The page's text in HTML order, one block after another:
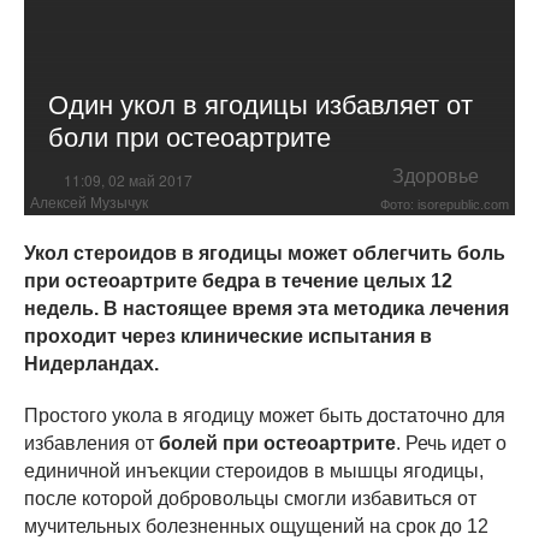
Один укол в ягодицы избавляет от
боли при остеоартрите
11:09, 02 май 2017 Здоровье
Алексей Музычук Фото: isorepublic.com
Укол стероидов в ягодицы может облегчить боль
при остеоартрите бедра в течение целых 12
недель. В настоящее время эта методика лечения
проходит через клинические испытания в
Нидерландах.
Простого укола в ягодицу может быть достаточно для
избавления от болей при остеоартрите. Речь идет о
единичной инъекции стероидов в мышцы ягодицы,
после которой добровольцы смогли избавиться от
мучительных болезненных ощущений на срок до 12